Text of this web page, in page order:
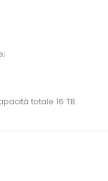
totale 16 TB.